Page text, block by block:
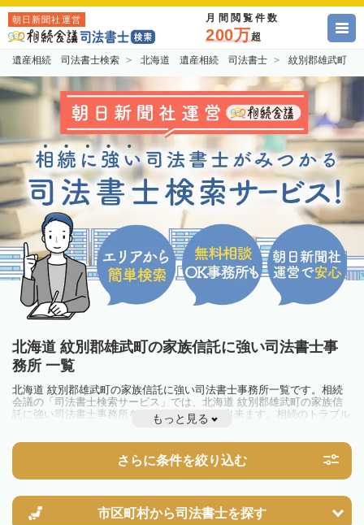
朝日新聞社運営 月間閲覧件数
200万超
遺産相続 司法書士検索 北海道 遺産相続 司法書士 紋別郡雄武町
北海道 紋別郡雄武町の家族信託に強い司法書士事
務所 一覧
北海道 紋別郡雄武町の家族信託に強い司法書士事務所一覧です。相続
会議の「司法書士検索サービス」では、北海道 紋別郡雄武町の家族信
託に強い司法書士事務所を一覧で見ることが出来ます。相続のトラブル
やお悩みを抱えている方は一度近隣の司法書士に相談してみましょう。
もっと見る
さらに条件を絞り込む
市区町村から司法書士を探す